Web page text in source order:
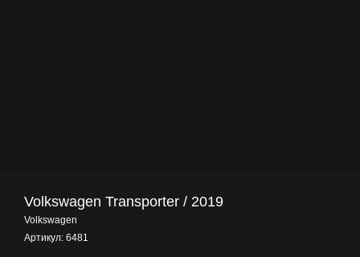
Volkswagen Transporter / 2019
Volkswagen
Артикул: 6481